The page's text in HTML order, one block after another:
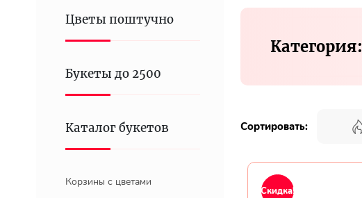
Цветы поштучно
Букеты до 2500
Каталог букетов
Корзины с цветами
Категория:
Сортировать:
Скидка!